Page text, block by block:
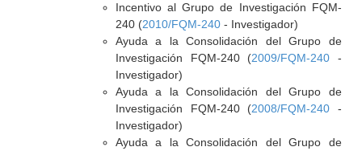
Incentivo al Grupo de Investigación FQM-
240 (2010/FQM-240- Investigador)
Ayuda a la Consolidación del Grupo de
Investigación FQM-240 (2009/FQM-240 -
Investigador)
Ayuda a la Consolidación del Grupo de
Investigación FQM-240 (2008/FQM-240 -
Investigador)
Ayuda a la Consolidación del Grupo de